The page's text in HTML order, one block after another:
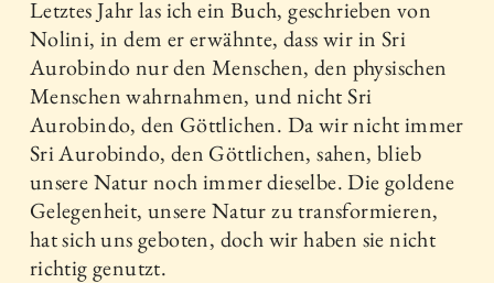
Letztes Jahr las ich ein Buch, geschrieben von
Nolini, in dem er erwähnte, dass wir in Sri
Aurobindo nur den Menschen, den physischen
Menschen wahrnahmen, und nicht Sri
Aurobindo, den Göttlichen. Da wir nicht immer
Sri Aurobindo, den Göttlichen, sahen, blieb
unsere Natur noch immer dieselbe. Die goldene
Gelegenheit, unsere Natur zu transformieren,
hat sich uns geboten, doch wir haben sie nicht
richtig genutzt.